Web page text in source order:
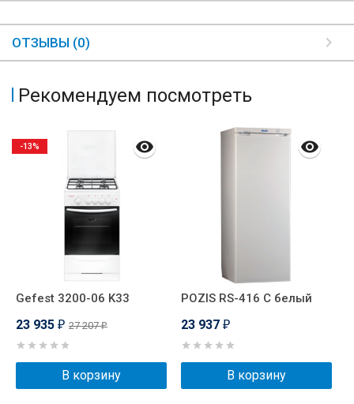
ОТЗЫВЫ (0)
Рекомендуем посмотреть
Gefest 3200-06 K33
23 935 ₽ 27 207₽
В корзину
-13%
POZIS RS-416 С белый
23 937 ₽
В корзину